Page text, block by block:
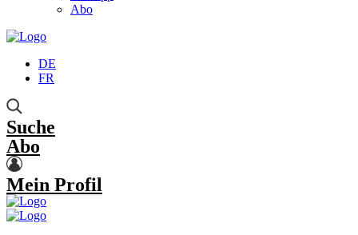
Abo
DE
FR
Suche
Abo
Mein Profil